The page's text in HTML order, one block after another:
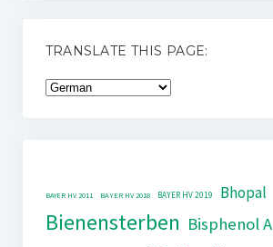
TRANSLATE THIS PAGE:
BAYER HV 2011 BAYER HV 2018 BAYER HV 2019 Bhopal
Bienensterben Bisphenol A